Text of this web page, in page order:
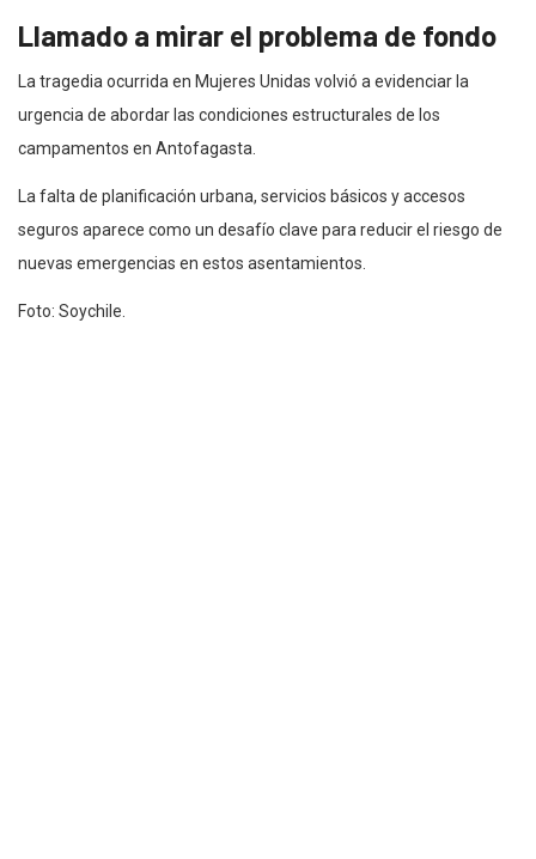
Llamado a mirar el problema de fondo
La tragedia ocurrida en Mujeres Unidas volvió a evidenciar la
urgencia de abordar las condiciones estructurales de los
campamentos en Antofagasta.
La falta de planificación urbana, servicios básicos y accesos
seguros aparece como un desafío clave para reducir el riesgo de
nuevas emergencias en estos asentamientos.
Foto: Soychile.